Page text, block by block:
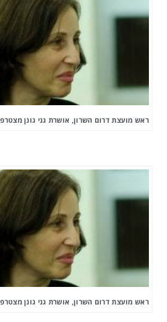
ראש מועצת דרום השרון, אושרת גני גונן
ראש מועצת דרום השרון, אושרת גני גונן